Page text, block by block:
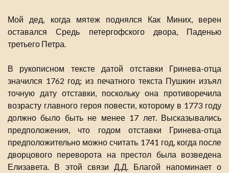
Мой дед, когда мятеж поднялся Как Миних, верен
оставался Средь петергофского двора, Паденью
третьего Петра.
В рукописном тексте датой отставки Гринева-отца
значился 1762 год; из печатного текста Пушкин изъял
точную дату отставки, поскольку она противоречила
возрасту главного героя повести, которому в 1773 году
должно было быть не менее 17 лет. Высказывались
предположения, что годом отставки Гринева-отца
предположительно можно считать 1741 год, когда после
дворцового переворота на престол была возведена
Елизавета. В этой связи Д.Д. Благой напоминает о